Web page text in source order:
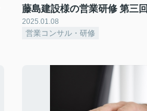
藤島建設様の営業研修 第三回
2025.01.08
営業コンサル・研修